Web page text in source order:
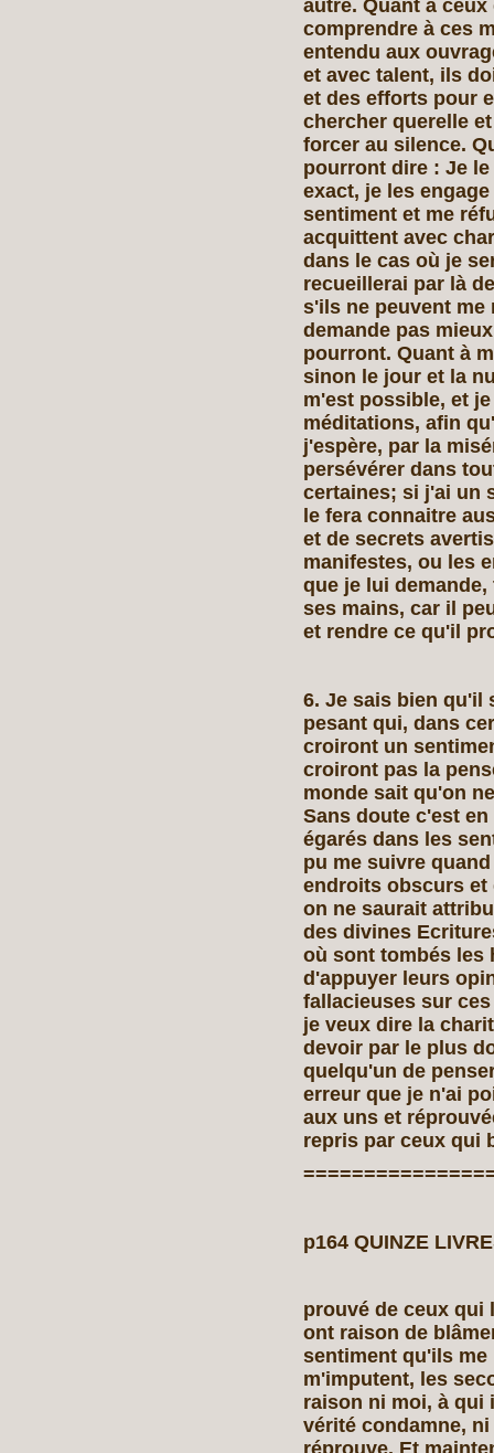
autre. Quant à
comprendre à ces
entendu aux
et avec talent, ils
et des efforts pour
chercher querelle
forcer au silence.
pourront dire : Je
exact, je les
sentiment et me
acquittent avec
dans le cas où je
recueillerai par là
s'ils ne peuvent me
demande pas
pourront. Quant à
sinon le jour et la
m'est possible, et
méditations, afin
j'espère, par la
persévérer dans
certaines; si j'ai un
le fera connaitre
et de secrets
manifestes, ou les
que je lui
ses mains, car il
et rendre ce qu'il
6. Je sais bien qu'il
pesant qui, dans
croiront un
croiront pas la
monde sait qu'on
Sans doute c'est
égarés dans les
pu me suivre
endroits obscurs et
on ne saurait
des divines
où sont tombés les
d'appuyer leurs
fallacieuses sur
je veux dire la
devoir par le plus
quelqu'un de
erreur que je n'ai
aux uns et
repris par ceux qui
p164 QUINZE
prouvé de ceux qui
ont raison de
sentiment qu'ils
m'imputent, les
raison ni moi, à qui
vérité condamne,